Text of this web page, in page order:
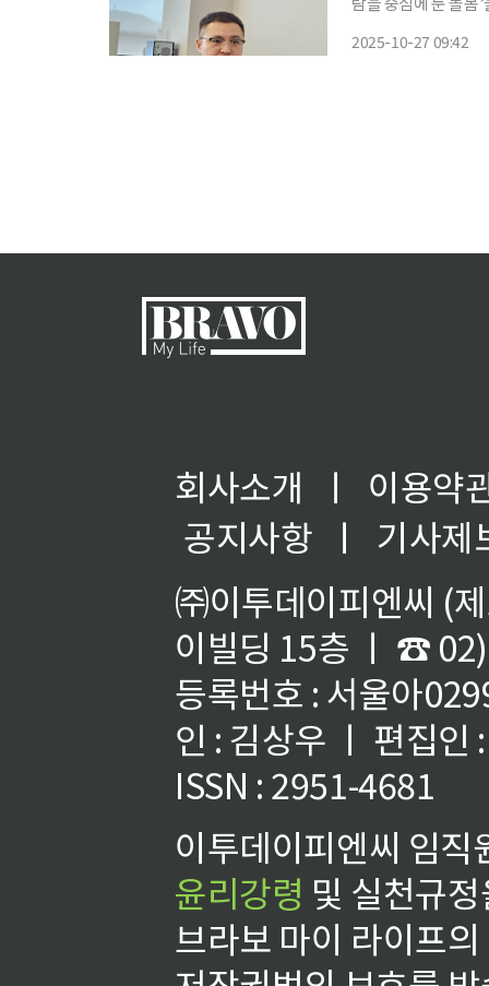
2025-10-27 09:42
회사소개 ㅣ
이용약
공지사항
ㅣ
기사제
㈜이투데이피엔씨 (
이빌딩 15층 ㅣ ☎
등록번호 : 서울아
인 : 김상우 ㅣ 편집인
ISSN : 2951-4681
이투데이피엔씨 임
윤리강령 및 실천규
브라보 마이 라이프